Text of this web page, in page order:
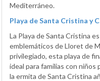
Mediterráneo.
Playa de Santa Cristina y
La Playa de Santa Cristina
emblemáticos de Lloret de
privilegiado, esta playa de
ideal para familias con niños
la ermita de Santa Cristina